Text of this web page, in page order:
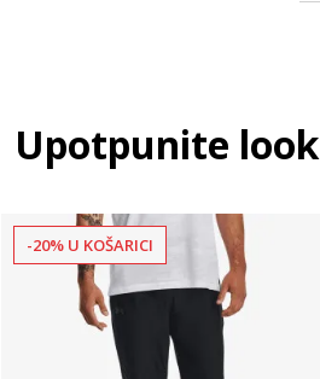
Upotpunite look
-20% U KOŠARICI